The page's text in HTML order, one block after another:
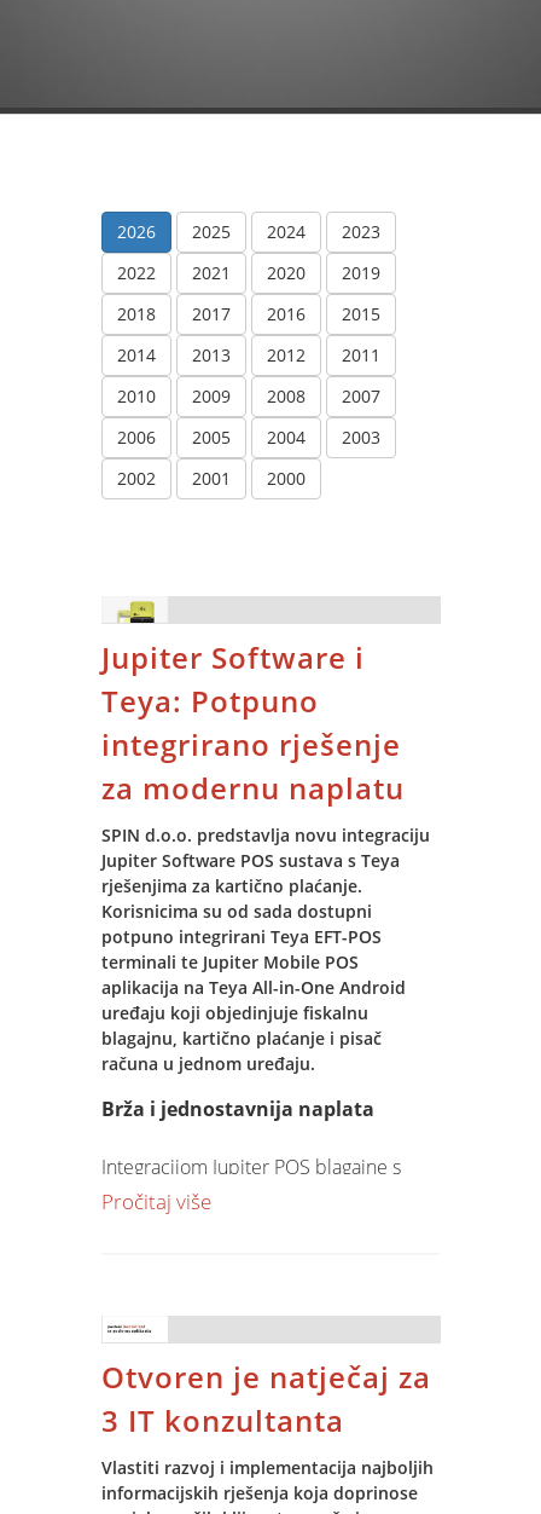
2026 2025 2024
2023
2022
2021 2020
2019
2018
2017 2016
2015
2014
2013 2012
2011
2010
2009 2008
2007
2006
2005 2004
2003
2002
2001 2000
Jupiter Software i
Teya: Potpuno
integrirano rješenje
za modernu naplatu
SPIN d.o.o. predstavlja novu integraciju
Jupiter Software POS sustava s Teya
rješenjima za kartično plaćanje.
Korisnicima su od sada dostupni
potpuno integrirani Teya EFT-POS
terminali te Jupiter Mobile POS
aplikacija na Teya All-in-One Android
uređaju koji objedinjuje fiskalnu
blagajnu, kartično plaćanje i pisač
računa u jednom uređaju.
Brža i jednostavnija naplata
Integracijom Jupiter POS blagajne s
Teya EFT-POS terminalom iznos računa
pogrešaka.
Prednosti integracije uključuju:
• automatski prijenos iznosa na EFT-
POS terminal
• bržu obradu kartičnih plaćanja
• manje pogrešaka pri naplati
Pročitaj više
Otvoren je natječaj za
3 IT konzultanta
Vlastiti razvoj i implementacija najboljih
informacijskih rješenja koja doprinose